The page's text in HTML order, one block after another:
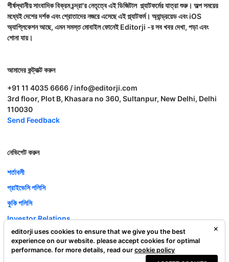
শীর্ষস্থানীয় সাংবাদিক বিক্রম চন্দ্রা'র নেতৃত্বে এই ডিজিটাল প্ল্যাটফর্মের যাত্রা শুরু। অল্প সময়ের
মধ্যেই দেশের দর্শক এবং শ্রোতাদের নজরে এসেছে এই প্ল্যাটফর্ম। অ্যান্ড্রয়েড এবং iOS
অ্যাপ্লিকেশন আছে, এমন সমস্ত মোবাইল ফোনেই Editorji -র সব খবর দেখা, পড়া এবং
শোনা যায়।
আমাদের কন্ট্যাক্ট করুন
+91 11 4035 6666 / info@editorji.com
3rd floor, Plot B, Khasara no 360, Sultanpur, New Delhi, Delhi
110030
Send Feedback
নেভিগেট করুন
শর্তাবলী
প্রাইভেসি পলিসি
কুকি পলিসি
Investor Relations
ক্যারিয়ার
Complaint Redressal
editorji uses cookies to ensure that we give you the best
experience on our website. please accept cookies for optimal
performance. for more details, read our cookie policy